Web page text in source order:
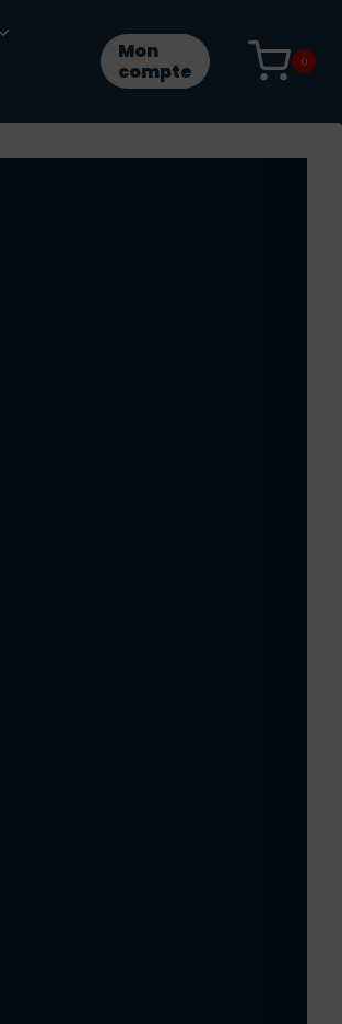
Mon
compte
0